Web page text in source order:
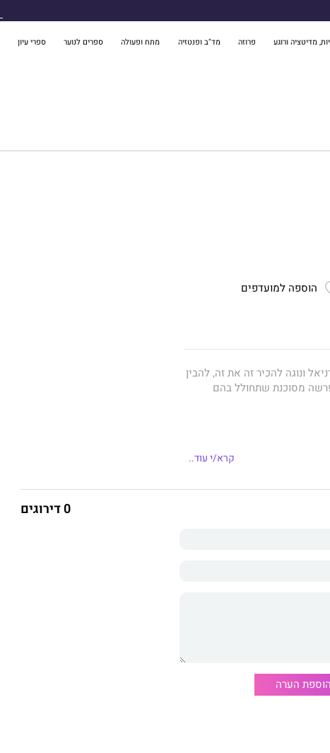
מדיטציה ורוגע פרוזה מד"ב ופנטזיה מתח ופעולה ספרים לנוער ספרי עיון
הוספה למועדפים
ונוגה להכיר זה את זה, להבין
מסוכנת שתחולל בהם
הקודמים, "מריה" ו"חברות
לבם של בני הנוער בכתיבה
המורכב.
קרא/י עוד..
0 דירוגים
הוספת הערה